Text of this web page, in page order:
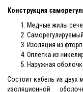
Конструкция
Медные жилы
Изоляция из
Оплетка из
Наружная
Состоит кабель из
изоляционной